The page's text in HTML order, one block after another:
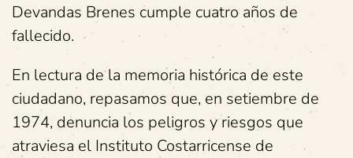
Devandas Brenes cumple cuatro años de
fallecido.
En lectura de la memoria histórica de este
ciudadano, repasamos que, en setiembre de
1974, denuncia los peligros y riesgos que
atraviesa el Instituto Costarricense de